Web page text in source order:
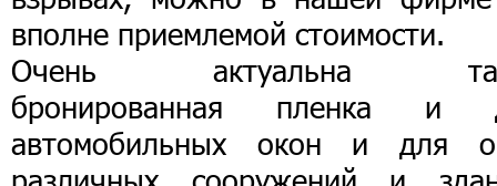
вполне приемлемой стоимости.
Очень актуальна
бронированная пленка и
автомобильных окон и для